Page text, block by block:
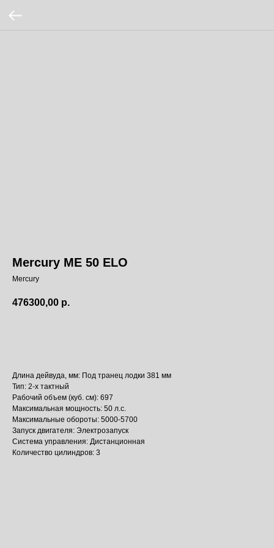
Mercury ME 50 ELO
Mercury
476300,00 р.
Длина дейвуда, мм: Под транец лодки 381 мм
Тип: 2-х тактный
Рабочий объем (куб. см): 697
Максимальная мощность: 50 л.с.
Максимальные обороты: 5000-5700
Запуск двигателя: Электрозапуск
Система управления: Дистанционная
Количество цилиндров: 3